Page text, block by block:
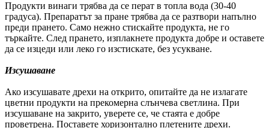
Продукти винаги трябва да се перат в топла вода (30-40
градуса). Препаратът за пране трябва да се разтвори напълно
преди прането. Само нежно стискайте продукта, не го
търкайте. След прането, изплакнете продукта добре и оставете
да се изцеди или леко го изстискате, без усукване.
Изсушаване
Ако изсушавате дрехи на открито, опитайте да не излагате
цветни продукти на прекомерна слънчева светлина. При
изсушаване на закрито, уверете се, че стаята е добре
проветрена. Поставете хоризонтално плетените дрехи.